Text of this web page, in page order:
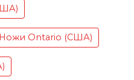
Ножи Ontario (США)